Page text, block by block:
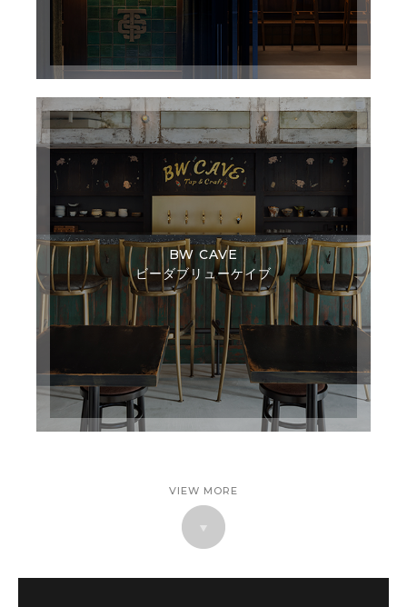
BW CAVE
ビーダブリューケイブ
VIEW MORE